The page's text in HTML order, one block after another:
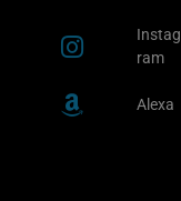
Instag
ram
Alexa